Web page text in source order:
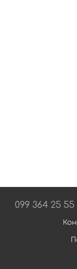
099 364 25 55